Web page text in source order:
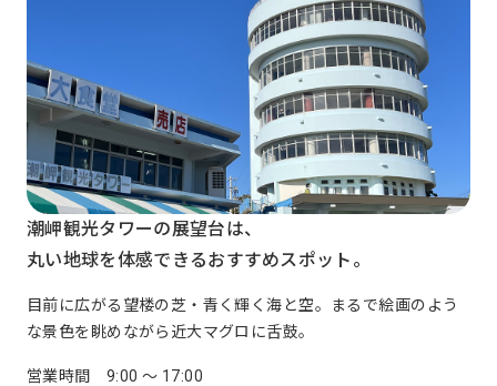
潮岬観光タワーの展望台は、
丸い地球を体感できるおすすめスポット。
目前に広がる望楼の芝・青く輝く海と空。まるで絵画のよう
な景色を眺めながら近大マグロに舌鼓。
営業時間
9:00 ～ 17:00